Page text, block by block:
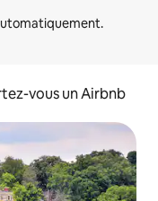
vous un Airbnb